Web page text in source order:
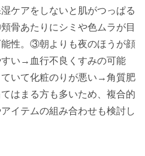
ケアをしないと肌がつっぱる
骨あたりにシミや色ムラが目
性。③朝よりも夜のほうが顔
い→血行不良くすみの可能
いて化粧のりが悪い→角質肥
はまる方も多いため、複合的
イテムの組み合わせも検討し